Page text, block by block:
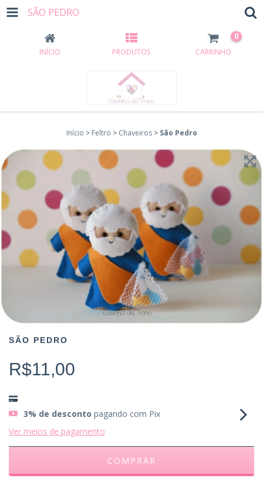
SÃO PEDRO
INÍCIO PRODUTOS CARRINHO
0
Início > Feltro > Chaveiros > São Pedro
SÃO PEDRO
R$11,00
3% de desconto pagando com Pix
Ver meios de pagamento